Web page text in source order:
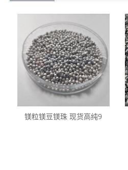
镁粒镁豆镁珠 现货高纯9